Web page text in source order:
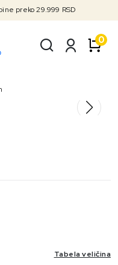
preko 29.999 RSD
0
Tabela veličina